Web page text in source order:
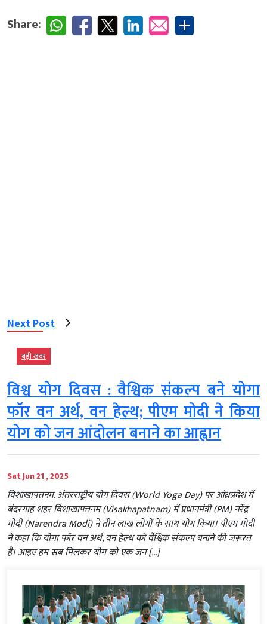
Share:
Next Post
बड़ी खबर
विश्व योग दिवस : वैश्विक संकल्प बने योगा
फॉर वन अर्थ, वन हेल्थ; पीएम मोदी ने किया
योग को जन आंदोलन बनाने का आह्वान
Sat Jun 21 , 2025
विशाखापत्तनम. अंतरराष्ट्रीय योग दिवस (World Yoga Day) पर आंध्रप्रदेश में
बंदरगाह शहर विशाखापत्तनम (Visakhapatnam) में प्रधानमंत्री (PM) नरेंद्र
मोदी (Narendra Modi) ने तीन लाख लोगों के साथ योग किया। पीएम मोदी
ने कहा कि योगा फॉर वन अर्थ, वन हेल्थ को वैश्विक संकल्प बनाने की जरूरत
है। आइए हम सब मिलकर योग को एक जन […]